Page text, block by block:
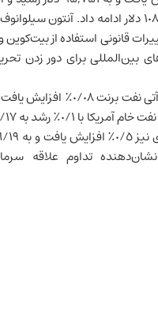
بالاترین رکورد حدود ١٠۸,٠٠٠ دلار ادامه داد. آنتون
قانونی استفاده از بیت‌کوین
بین‌المللی برای دور زدن
تداوم علاقه